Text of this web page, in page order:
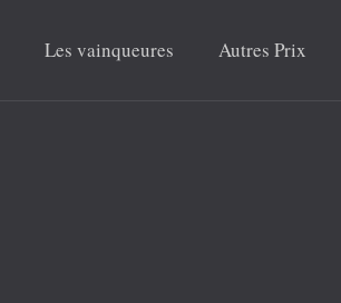
Les vainqueures Autres Prix